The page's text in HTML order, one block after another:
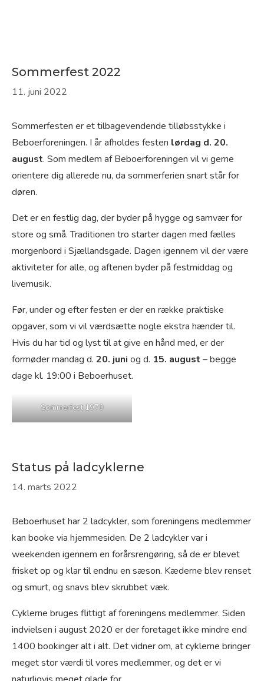
Sommerfest 2022
11. juni 2022
Sommerfesten er et tilbagevendende tilløbsstykke i
Beboerforeningen. I år afholdes festen lørdag d. 20.
august. Som medlem af Beboerforeningen vil vi gerne
orientere dig allerede nu, da sommerferien snart står for
døren.
Det er en festlig dag, der byder på hygge og samvær for
store og små. Traditionen tro starter dagen med fælles
morgenbord i Sjællandsgade. Dagen igennem vil der være
aktiviteter for alle, og aftenen byder på festmiddag og
livemusik.
Før, under og efter festen er der en række praktiske
opgaver, som vi vil værdsætte nogle ekstra hænder til.
Hvis du har tid og lyst til at give en hånd med, er der
formøder mandag d. 20. juni og d. 15. august – begge
dage kl. 19:00 i Beboerhuset.
Sommerfest 1970
Status på ladcyklerne
14. marts 2022
Beboerhuset har 2 ladcykler, som foreningens medlemmer
kan booke via hjemmesiden. De 2 ladcykler var i
weekenden igennem en forårsrengøring, så de er blevet
frisket op og klar til endnu en sæson. Kæderne blev renset
og smurt, og snavs blev skrubbet væk.
Cyklerne bruges flittigt af foreningens medlemmer. Siden
indvielsen i august 2020 er der foretaget ikke mindre end
1400 bookinger alt i alt. Det vidner om, at cyklerne bringer
meget stor værdi til vores medlemmer, og det er vi